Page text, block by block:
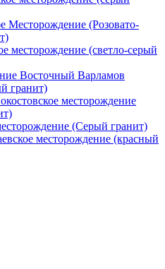
Месторождение (Розовато-
месторождение (светло-серый
Восточный Варламов
гранит)
месторождение
(Серый гранит)
месторождение (красный